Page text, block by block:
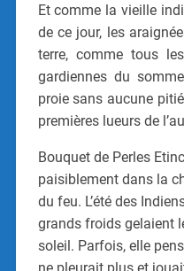
Et comme la vieille
de ce jour, les
terre, comme tous
gardiennes du
proie sans aucune
premières lueurs de
Bouquet de Perles
paisiblement dans la
du feu. L’été des
grands froids gelaient
soleil. Parfois, elle